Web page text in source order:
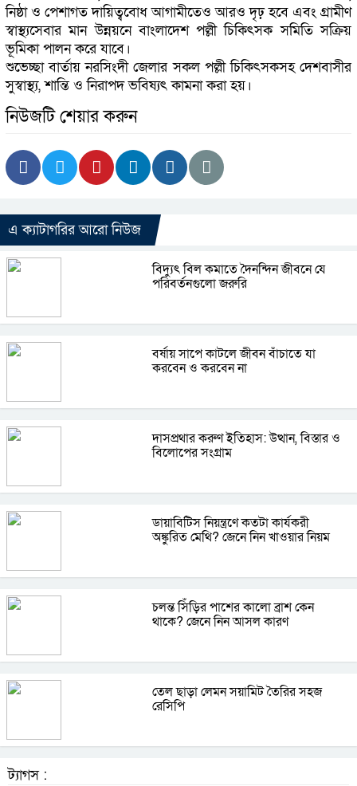
নিষ্ঠা ও পেশাগত দায়িত্ববোধ আগামীতেও আরও দৃঢ় হবে এবং গ্রামীণ
স্বাস্থ্যসেবার মান উন্নয়নে বাংলাদেশ পল্লী চিকিৎসক সমিতি সক্রিয়
ভূমিকা পালন করে যাবে।
শুভেচ্ছা বার্তায় নরসিংদী জেলার সকল পল্লী চিকিৎসকসহ দেশবাসীর
সুস্বাস্থ্য, শান্তি ও নিরাপদ ভবিষ্যৎ কামনা করা হয়।
নিউজটি শেয়ার করুন
এ ক্যাটাগরির আরো নিউজ
বিদ্যুৎ বিল কমাতে দৈনন্দিন জীবনে যে
পরিবর্তনগুলো জরুরি
বর্ষায় সাপে কাটলে জীবন বাঁচাতে যা
করবেন ও করবেন না
দাসপ্রথার করুণ ইতিহাস: উত্থান, বিস্তার ও
বিলোপের সংগ্রাম
ডায়াবিটিস নিয়ন্ত্রণে কতটা কার্যকরী
অঙ্কুরিত মেথি? জেনে নিন খাওয়ার নিয়ম
চলন্ত সিঁড়ির পাশের কালো ব্রাশ কেন
থাকে? জেনে নিন আসল কারণ
তেল ছাড়া লেমন সয়ামিট তৈরির সহজ
রেসিপি
ট্যাগস :